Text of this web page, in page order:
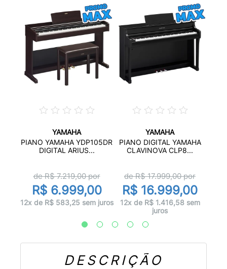
YAMAHA
PIANO YAMAHA YDP105DR
DIGITAL ARIUS...
de R$7.219,00por
R$ 6.999,00
12x de R$ 583,25 sem juros
YAMAHA
PIANO DIGITAL YAMAHA
CLAVINOVA CLP8...
de R$17.999,00por
R$ 16.999,00
12x de R$ 1.416,58 sem
juros
DESCRIÇÃO